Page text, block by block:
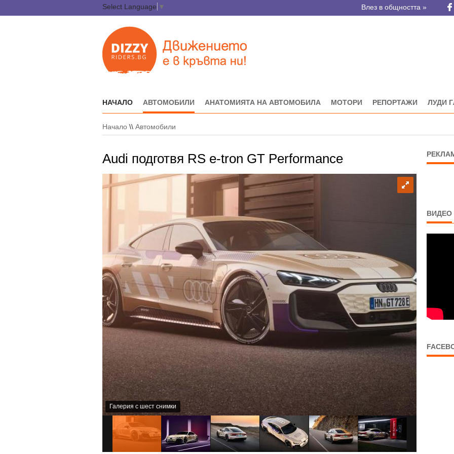
Select Language ▼ Влез в общността »
НАЧАЛО АВТОМОБИЛИ АНАТОМИЯТА НА АВТОМОБИЛА МОТОРИ РЕПОРТАЖИ ЛУДИ
Начало \\ Автомобили
Audi подготвя RS e-tron GT Performance
Галерия с шест снимки
ВИДЕО